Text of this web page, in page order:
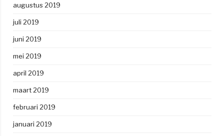
augustus 2019
juli 2019
juni 2019
mei 2019
april 2019
maart 2019
februari 2019
januari 2019